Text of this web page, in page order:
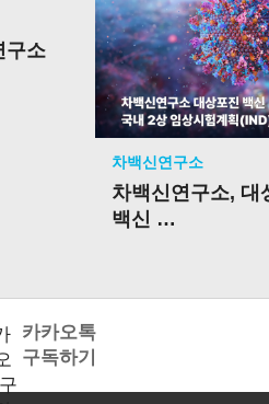
구소
차백신연구소
차백신연구소, 대
백신
카카오톡
구독하기